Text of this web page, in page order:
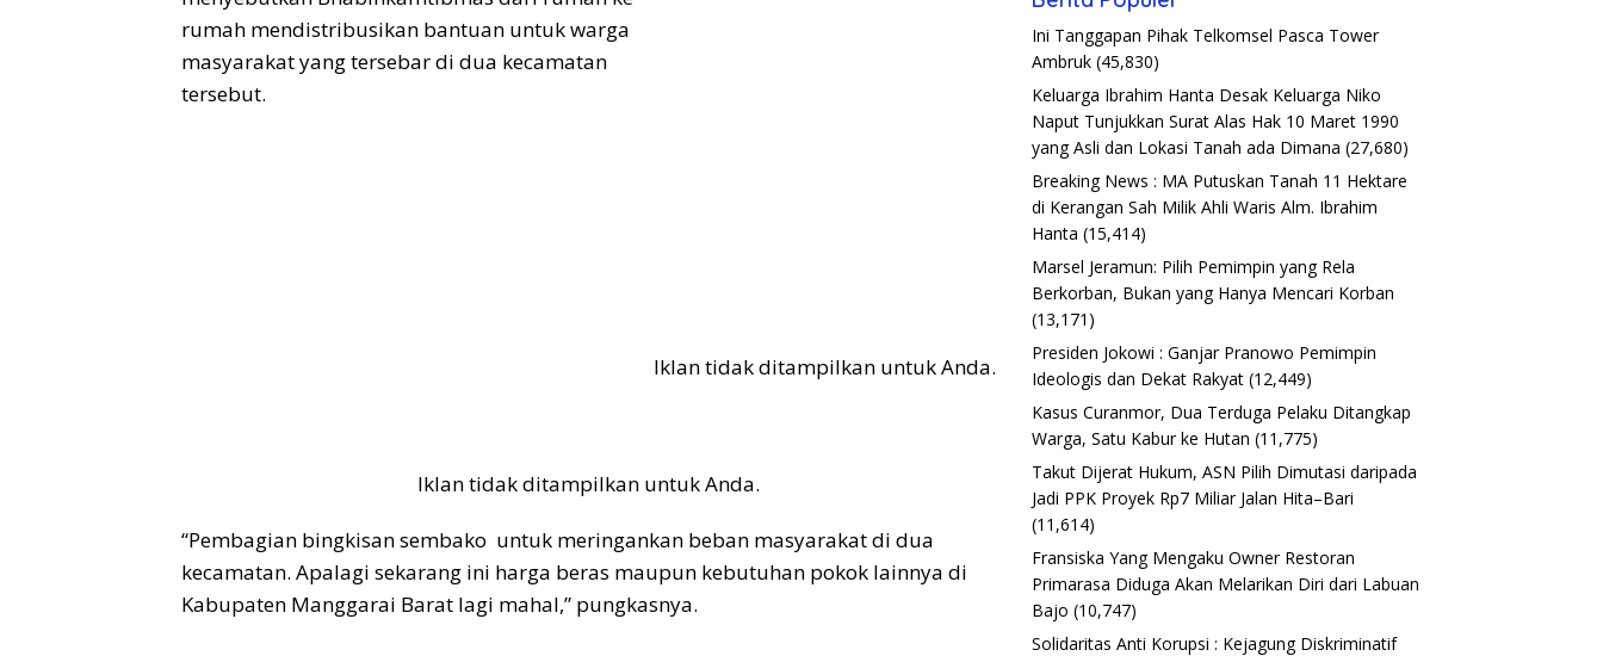
Iklan tidak ditampilkan untuk Anda.
rumah mendistribusikan bantuan untuk warga
masyarakat yang tersebar di dua kecamatan
tersebut.
Iklan tidak ditampilkan untuk Anda.
“Pembagian bingkisan sembako untuk meringankan beban masyarakat di dua
kecamatan. Apalagi sekarang ini harga beras maupun kebutuhan pokok lainnya di
Kabupaten Manggarai Barat lagi mahal,” pungkasnya.
Ini Tanggapan Pihak Telkomsel Pasca Tower
Ambruk (45,830)
Keluarga Ibrahim Hanta Desak Keluarga Niko
Naput Tunjukkan Surat Alas Hak 10 Maret 1990
yang Asli dan Lokasi Tanah ada Dimana (27,680)
Breaking News : MA Putuskan Tanah 11 Hektare
di Kerangan Sah Milik Ahli Waris Alm. Ibrahim
Hanta (15,414)
Marsel Jeramun: Pilih Pemimpin yang Rela
Berkorban, Bukan yang Hanya Mencari Korban
(13,171)
Presiden Jokowi : Ganjar Pranowo Pemimpin
Ideologis dan Dekat Rakyat (12,449)
Kasus Curanmor, Dua Terduga Pelaku Ditangkap
Warga, Satu Kabur ke Hutan (11,775)
Takut Dijerat Hukum, ASN Pilih Dimutasi daripada
Jadi PPK Proyek Rp7 Miliar Jalan Hita–Bari
(11,614)
Fransiska Yang Mengaku Owner Restoran
Primarasa Diduga Akan Melarikan Diri dari Labuan
Bajo (10,747)
Solidaritas Anti Korupsi : Kejagung Diskriminatif